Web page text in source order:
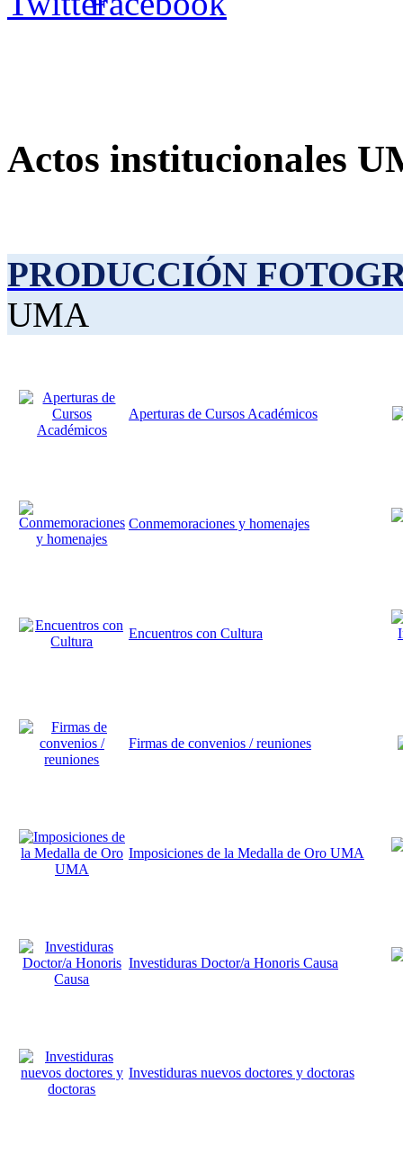
Actos institucionales
PRODUCCIÓN
UMA
Aperturas de Cursos Académicos
Conmemoraciones y homenajes
Encuentros con Cultura
Firmas de convenios / reuniones
Imposiciones de la Medalla de Oro UMA
Investiduras Doctor/a Honoris Causa
Investiduras nuevos doctores y doctoras